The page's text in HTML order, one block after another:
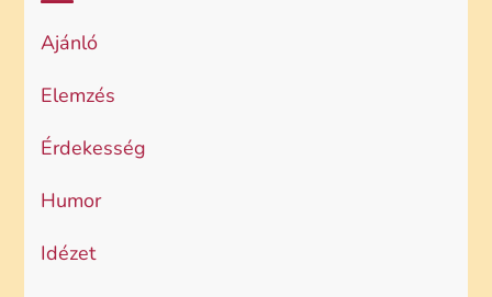
Ajánló
Elemzés
Érdekesség
Humor
Idézet